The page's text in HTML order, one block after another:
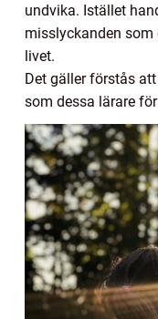
undvika. Istället
misslyckanden
livet.
Det gäller förstås
som dessa lärare